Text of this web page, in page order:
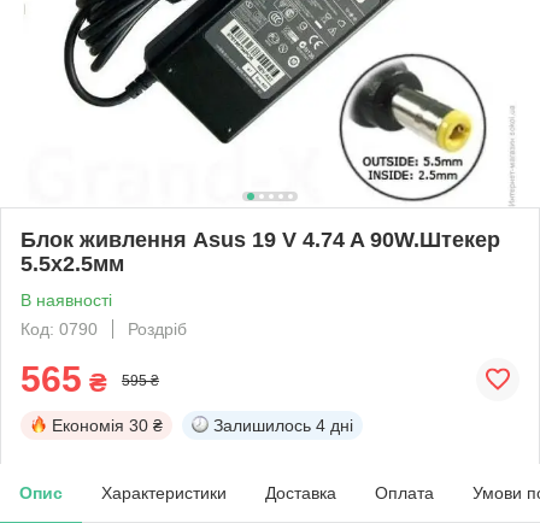
Блок живлення Asus 19 V 4.74 A 90W.Штекер
5.5х2.5мм
В наявності
Код: 0790
Роздріб
565 ₴ 595 ₴
Економія 30 ₴ Залишилось 4 дні
Опис Характеристики Доставка Оплата Умови